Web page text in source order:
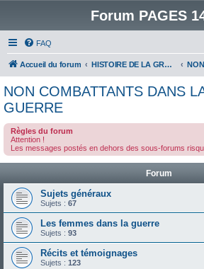
Forum PAGES
FAQ
Accueil du forum HISTOIRE DE LA GRANDE GUERRE
NON COMBATTANTS DANS
GUERRE
Règles du forum
Attention !
Les messages postés en dehors des sous-forums
Forum
Sujets généraux
Sujets : 67
Les femmes dans la guerre
Sujets : 93
Récits et témoignages
Sujets : 123